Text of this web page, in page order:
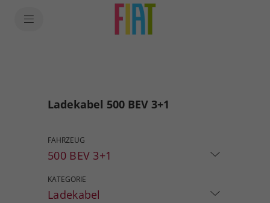
Ladekabel 500 BEV 3+1
FAHRZEUG
500 BEV 3+1
KATEGORIE
Ladekabel